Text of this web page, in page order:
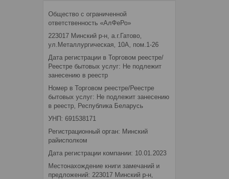
Общество с ограниченной
ответственность «АлФеРо»
223017 Минский р-н, а.г.Гатово,
ул.Металлургическая, 10А, пом.1-26
Дата регистрации в Торговом реестре/
Реестре бытовых услуг: Не подлежит
занесению в реестр
Номер в Торговом реестре/Реестре
бытовых услуг: Не подлежит занесению
в реестр, Республика Беларусь
УНП: 691538171
Регистрационный орган: Минский
райисполком
Дата регистрации компании: 10.01.2023
Местонахождение книги замечаний и
предложений: 223017 Минский р-н,